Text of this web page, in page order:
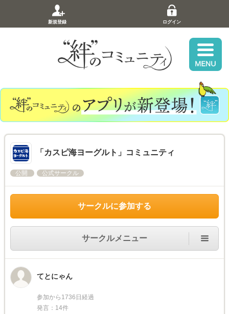
新規登録 ログイン
「カスピ海ヨーグルト」コミュニティ
公開 公式サークル
サークルに参加する
サークルメニュー
てとにゃん
参加から1736日経過
発言：14件